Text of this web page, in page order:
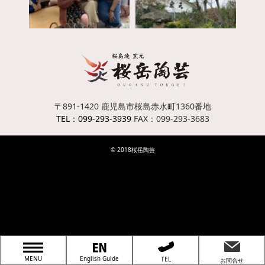
〒891-1420 鹿児島市桜島赤水町1360番地
TEL：099-293-3939 FAX：099-293-3683
© 2018桜岳陶芸
MENU English Guide TEL お問合せ